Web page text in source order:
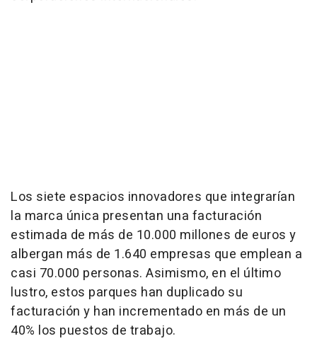
Los siete espacios innovadores que integrarían
la marca única presentan una facturación
estimada de más de 10.000 millones de euros y
albergan más de 1.640 empresas que emplean a
casi 70.000 personas. Asimismo, en el último
lustro, estos parques han duplicado su
facturación y han incrementado en más de un
40% los puestos de trabajo.